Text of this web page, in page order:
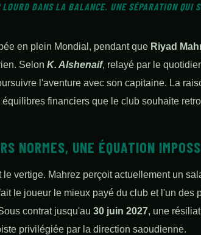
LOURD DANS LA BALANCE. UNE SÉPARATION QUI
en plein Mondial, pendant que Riyad
Selon K. Alshenaif, relayé par le
l'aventure avec son capitaine. La
financiers que le club souhaite
NORMES, UNE ÉQUATION
le vertige. Mahrez perçoit actuellement un
le joueur le mieux payé du club et l'un des
contrat jusqu'au 30 juin 2027, une
privilégiée par la direction saoudienne.